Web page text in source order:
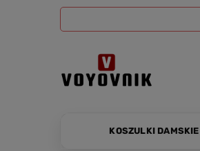
KOSZULKI DAMSKIE